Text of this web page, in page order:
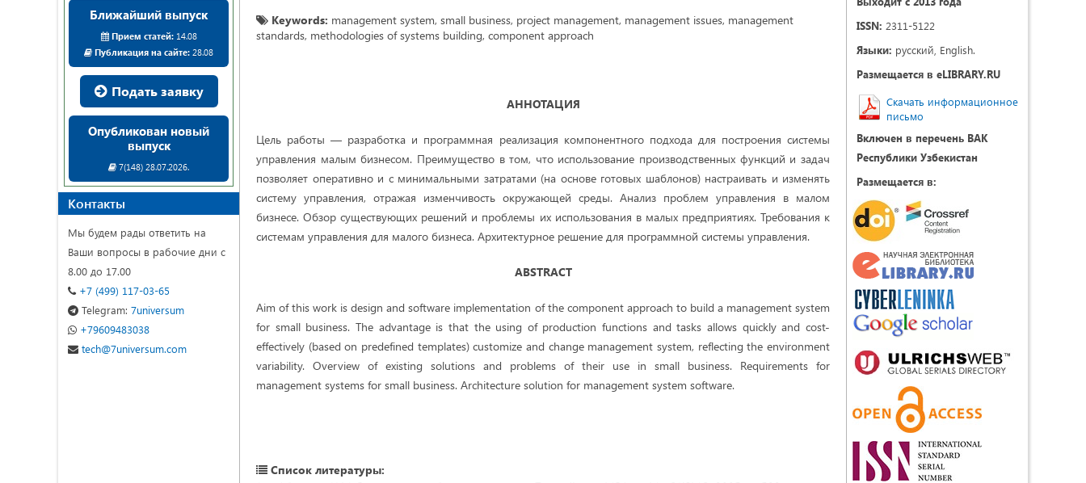
Keywords: management system, small business, project management, management issues, management
standards, methodologies of systems building, component approach
АННОТАЦИЯ
Цель работы — разработка и программная реализация компонентного подхода для построения системы
управления малым бизнесом. Преимущество в том, что использование производственных функций и задач
позволяет оперативно и с минимальными затратами (на основе готовых шаблонов) настраивать и изменять
систему управления, отражая изменчивость окружающей среды. Анализ проблем управления в малом
бизнесе. Обзор существующих решений и проблемы их использования в малых предприятиях. Требования к
системам управления для малого бизнеса. Архитектурное решение для программной системы управления.
ABSTRACT
Aim of this work is design and software implementation of the component approach to build a management system
for small business. The advantage is that the using of production functions and tasks allows quickly and cost-
effectively (based on predefined templates) customize and change management system, reflecting the environment
variability. Overview of existing solutions and problems of their use in small business. Requirements for
management systems for small business. Architecture solution for management system software.
Список литературы:
Ближайший выпуск
Прием статей:14.08
Публикация на сайте: 28.08
Подать заявку
Опубликован новый
выпуск
7(148) 28.07.2026.
Контакты
Мы будем рады ответить на
Ваши вопросы в рабочие дни с
8.00 до 17.00
+7 (499) 117-03-65
Telegram: 7universum
+79609483038
tech@7universum.com
ISSN: 2311-5122
Языки: русский, English.
Размещается в eLIBRARY.RU
Скачать информационное
письмо
Включен в перечень ВАК
Республики Узбекистан
Размещается в: